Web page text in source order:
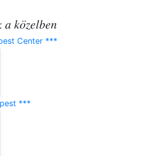
a közelben
Center ***
***